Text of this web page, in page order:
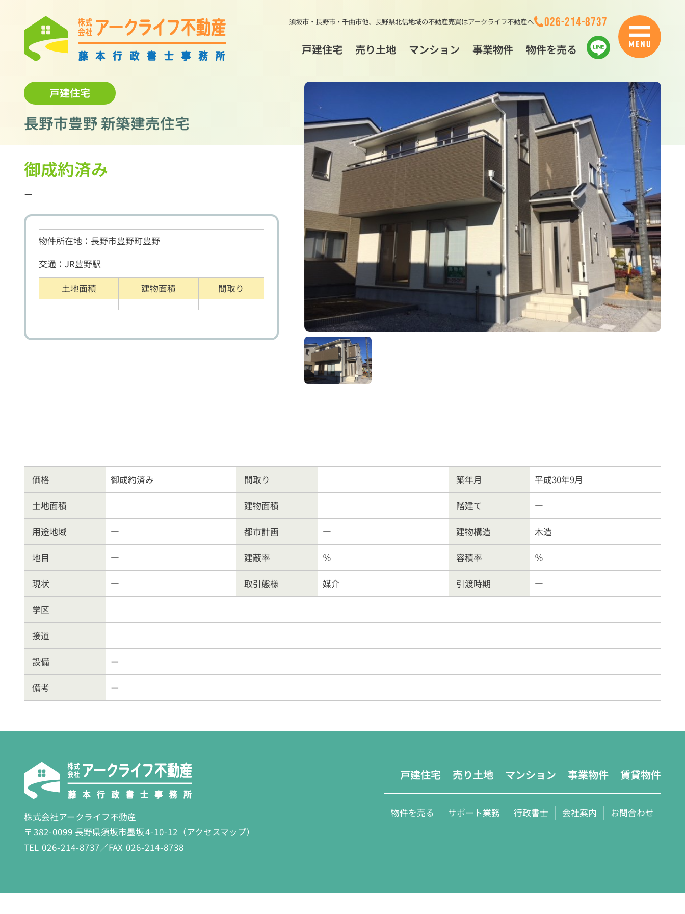
須坂市・長野市・千曲市他、 長野県北信地域の不動産売買はアークライフ不動産へ
戸建住宅 売り土地 マンション 事業物件 物件を売る
026-214-8737
戸建住宅
長野市豊野 新築建売住宅
御成約済み
ー
物件所在地：長野市豊野町豊野
交通：JR豊野駅
土地面積
建物面積 間取り
価格 御成約済み 間取り 築年月 平成30年9月
土地面積 建物面積 階建て ―
用途地域 ― 都市計画 ― 建物構造 木造
地目 ― 建蔽率 ％ 容積率 ％
現状 ― 取引態様 媒介 引渡時期 ―
学区 ―
接道 ―
設備 ー
備考 ー
株式会社アークライフ不動産
〒 382-0099 長野県須坂市墨坂4-10-12 （アクセスマップ）
TEL 026-214-8737／FAX 026-214-8738
戸建住宅 売り土地 マンション 事業物件 賃貸物件
物件を売る サポート業務 行政書士 会社案内 お問合わせ
物件を売る サポート業務 会社案内 お問合わせ
お客様の声 個人情報保護方針
026-214-8737